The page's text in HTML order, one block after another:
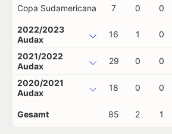
Copa Sudamericana 7 0 0
2022/2023
Audax
16 1 0
2021/2022
Audax
29 0 0
2020/2021
Audax
18 0 0
Gesamt 85 2 1